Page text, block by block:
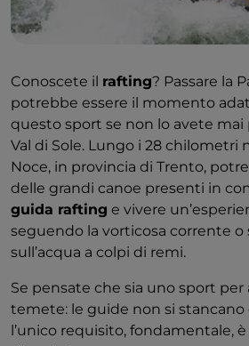
Conoscete il rafting? Passare la
potrebbe essere il momento
questo sport se non lo avete mai
Val di Sole. Lungo i 28 chilometri
Noce, in provincia di Trento,
delle grandi canoe presenti in
guida rafting e vivere
seguendo la vorticosa corrente o
sull’acqua a colpi di remi.
Se pensate che sia uno sport per
temete: le guide non si
l’unico requisito, fondamentale,